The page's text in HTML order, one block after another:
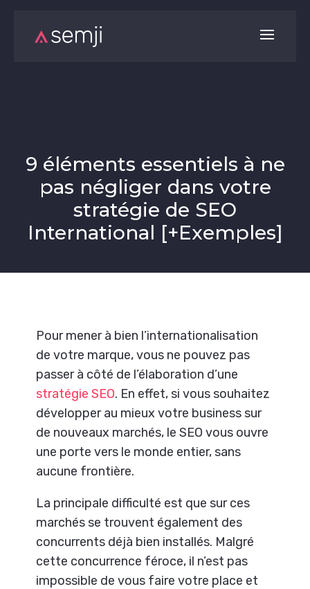
9 éléments essentiels à ne
pas négliger dans votre
stratégie de SEO
International [+Exemples]
Pour mener à bien l’internationalisation
de votre marque, vous ne pouvez pas
passer à côté de l’élaboration d’une
stratégie SEO. En effet, si vous souhaitez
développer au mieux votre business sur
de nouveaux marchés, le SEO vous ouvre
une porte vers le monde entier, sans
aucune frontière.
La principale difficulté est que sur ces
marchés se trouvent également des
concurrents déjà bien installés. Malgré
cette concurrence féroce, il n’est pas
impossible de vous faire votre place et